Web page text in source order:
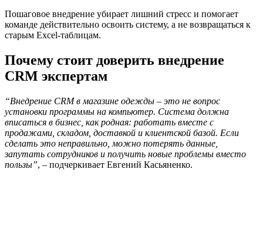
Пошаговое внедрение убирает лишний стресс и помогает
команде действительно освоить систему, а не возвращаться к
старым Excel-таблицам.
Почему стоит доверить внедрение
CRM экспертам
“Внедрение CRM в магазине одежды – это не вопрос
установки программы на компьютер. Система должна
вписаться в бизнес, как родная: работать вместе с
продажами, складом, доставкой и клиентской базой. Если
сделать это неправильно, можно потерять данные,
запутать сотрудников и получить новые проблемы вместо
пользы”, – подчеркивает Евгений Касьяненко.